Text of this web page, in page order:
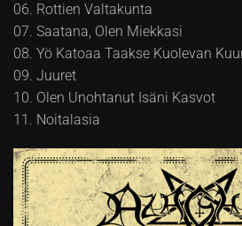
06. Rottien Valtakunta
07. Saatana, Olen Miekkasi
08. Yö Katoaa Taakse Kuolevan
09. Juuret
10. Olen Unohtanut Isäni Kasvot
11. Noitalasia